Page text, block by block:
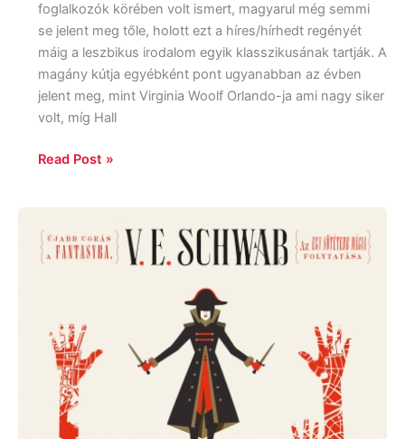
foglalkozók körében volt ismert, magyarul még semmi
se jelent meg tőle, holott ezt a híres/hírhedt regényét
máig a leszbikus irodalom egyik klasszikusának tartják. A
magány kútja egyébként pont ugyanabban az évben
jelent meg, mint Virginia Woolf Orlando-ja ami nagy siker
volt, míg Hall
Read Post »
Schwab:
Gyülekező